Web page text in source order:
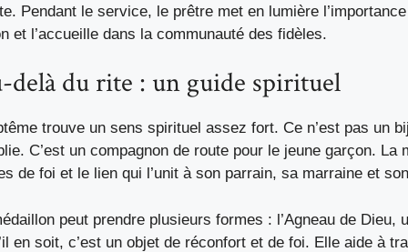
Pendant le service, le prêtre met en lumière
et l’accueille dans la communauté des fidèles.
delà du rite : un guide spirituel
trouve un sens spirituel assez fort. Ce n’est pas un
C’est un compagnon de route pour le jeune garçon. La
de foi et le lien qui l’unit à son parrain, sa marraine et
peut prendre plusieurs formes : l’Agneau de Dieu,
en soit, c’est un objet de réconfort et de foi. Elle aide à